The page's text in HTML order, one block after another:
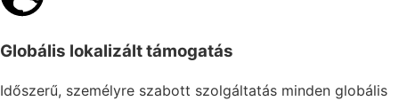
Globális lokalizált támogatás
Időszerű, személyre szabott szolgáltatás minden globális